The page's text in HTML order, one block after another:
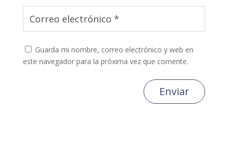
Guarda mi nombre, correo electrónico y web en
este navegador para la próxima vez que comente.
Enviar